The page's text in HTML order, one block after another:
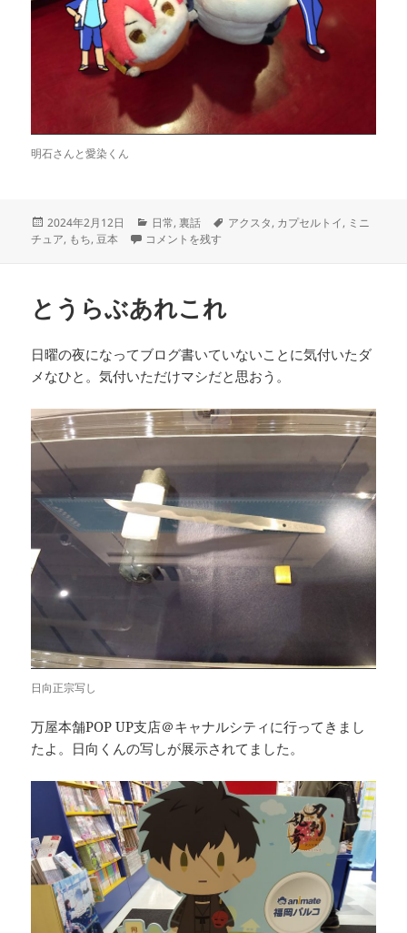
明石さんと愛染くん
投
稿
2024年2月12日
カ
テ
日常,裏話
タ
アクスタ, カプセルトイ, ミニ
チュア, もち,豆本 ちいさきものたち に
コメントを残す
とうらぶあれこれ
日曜の夜になってブログ書いていないことに気付いたダ
メなひと。気付いただけマシだと思おう。
日向正宗写し
万屋本舗POP UP支店＠キャナルシティに行ってきまし
たよ。日向くんの写しが展示されてました。